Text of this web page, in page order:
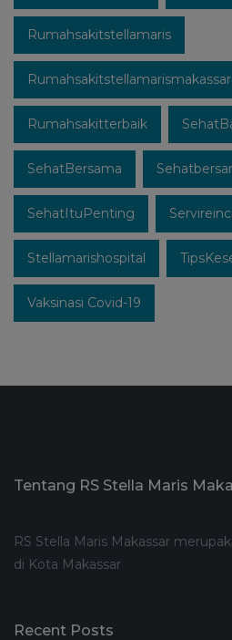
Rumahsakitstellamaris
Rumahsakitstellamarismakassar
Rumahsakitterbaik
SehatBersama
SehatItuPenting
Stellamarishospital
Vaksinasi Covid-19
Tentang RS Stella Maris
RS Stella Maris Makassar
di Kota Makassar
Recent Posts